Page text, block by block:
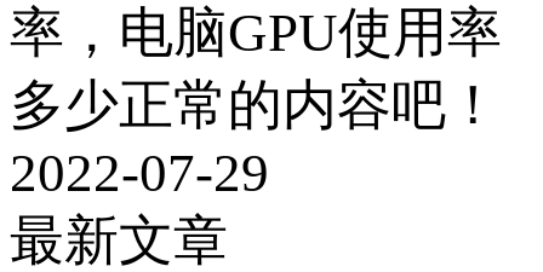
率，电脑GPU使用率
多少正常的内容吧！
2022-07-29
最新文章